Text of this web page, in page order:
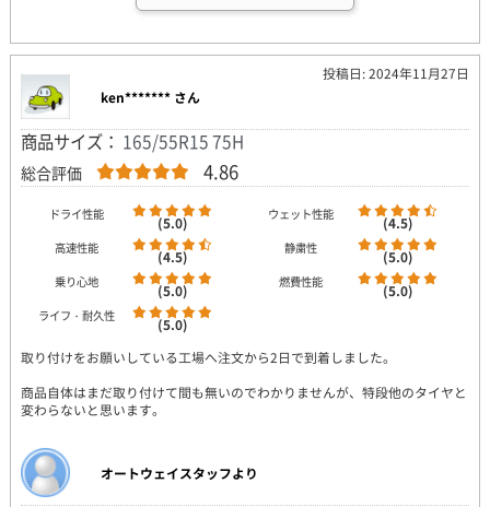
投稿日: 2024年11月27日
ken******* さん
商品サイズ： 165/55R15 75H
総合評価 4.86
ドライ性能 (5.0) ウェット性能 (4.5)
高速性能 (4.5) 静粛性 (5.0)
乗り心地 (5.0) 燃費性能 (5.0)
ライフ・耐久性
(5.0)
取り付けをお願いしている工場へ注文から2日で到着しました。
商品自体はまだ取り付けて間も無いのでわかりませんが、特段他のタイヤと
変わらないと思います。
オートウェイスタッフより